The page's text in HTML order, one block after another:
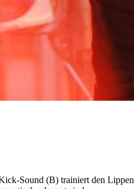
Sound (B) trainiert den